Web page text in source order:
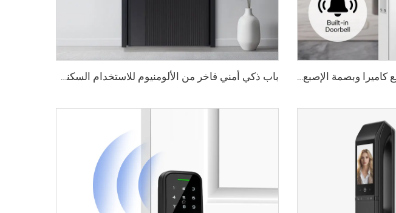
قفل باب بالوجه ثلاثي الأبعاد مع كاميرا وبصمة الإصبع وكلمة المرور والأوردة Tenon A9 Pro باب ذكي أمني فاخر من الألومنيوم للاستخدام السكني الرئيسي M8